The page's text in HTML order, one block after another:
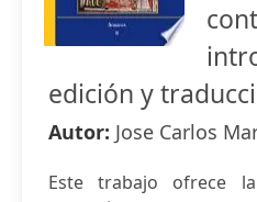
edición y
Autor: Jose Carlos
Este trabajo ofrece